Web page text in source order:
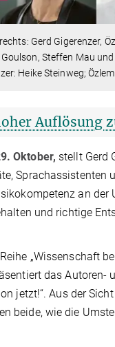
Gerd Gigerenzer,
Goulson, Steffen Mau
Heike Steinweg;
Auflösung
Oktober, stellt Gerd
Sprachassistenten
an
und richtige
„Wissenschaft
das Autoren-
jetzt!“. Aus der
beide, wie die